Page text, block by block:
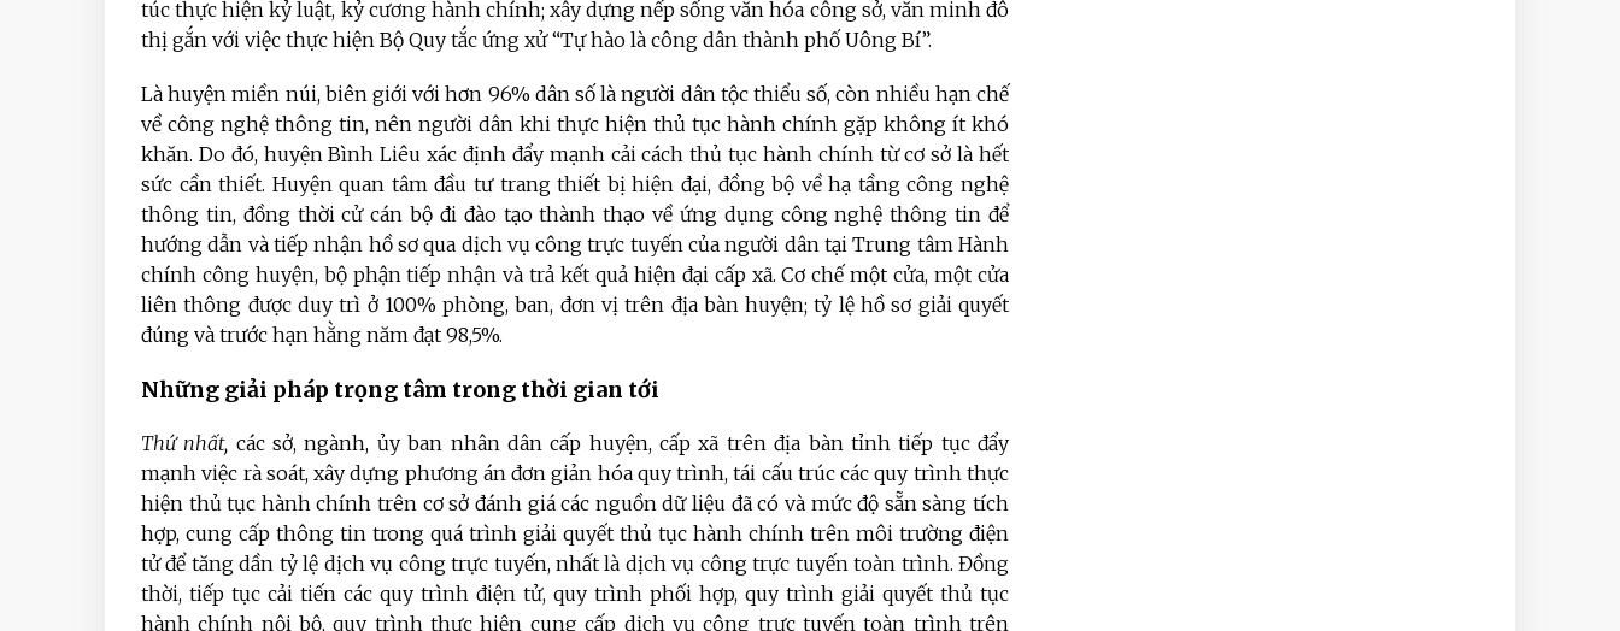
túc thực hiện kỷ luật, kỷ cương hành chính; xây dựng nếp sống văn hóa công sở, văn minh đô
thị gắn với việc thực hiện Bộ Quy tắc ứng xử “Tự hào là công dân thành phố Uông Bí”.
Là huyện miền núi, biên giới với hơn 96% dân số là người dân tộc thiểu số, còn nhiều hạn chế
về công nghệ thông tin, nên người dân khi thực hiện thủ tục hành chính gặp không ít khó
khăn. Do đó, huyện Bình Liêu xác định đẩy mạnh cải cách thủ tục hành chính từ cơ sở là hết
sức cần thiết. Huyện quan tâm đầu tư trang thiết bị hiện đại, đồng bộ về hạ tầng công nghệ
thông tin, đồng thời cử cán bộ đi đào tạo thành thạo về ứng dụng công nghệ thông tin để
hướng dẫn và tiếp nhận hồ sơ qua dịch vụ công trực tuyến của người dân tại Trung tâm Hành
chính công huyện, bộ phận tiếp nhận và trả kết quả hiện đại cấp xã. Cơ chế một cửa, một cửa
liên thông được duy trì ở 100% phòng, ban, đơn vị trên địa bàn huyện; tỷ lệ hồ sơ giải quyết
đúng và trước hạn hằng năm đạt 98,5%.
Những giải pháp trọng tâm trong thời gian tới
Thứ nhất, các sở, ngành, ủy ban nhân dân cấp huyện, cấp xã trên địa bàn tỉnh tiếp tục đẩy
mạnh việc rà soát, xây dựng phương án đơn giản hóa quy trình, tái cấu trúc các quy trình thực
hiện thủ tục hành chính trên cơ sở đánh giá các nguồn dữ liệu đã có và mức độ sẵn sàng tích
hợp, cung cấp thông tin trong quá trình giải quyết thủ tục hành chính trên môi trường điện
tử để tăng dần tỷ lệ dịch vụ công trực tuyến, nhất là dịch vụ công trực tuyến toàn trình. Đồng
thời, tiếp tục cải tiến các quy trình điện tử, quy trình phối hợp, quy trình giải quyết thủ tục
hành chính nội bộ, quy trình thực hiện cung cấp dịch vụ công trực tuyến toàn trình trên